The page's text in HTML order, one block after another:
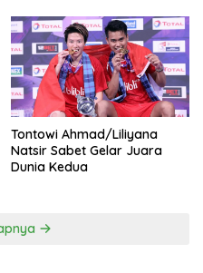
Tontowi Ahmad/Liliyana
Natsir Sabet Gelar Juara
Dunia Kedua